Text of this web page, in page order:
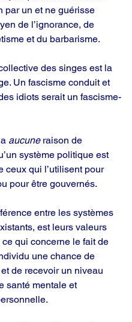
par un et ne guérisse
de l’ignorance, de
et du barbarisme.
des singes est la
Un fascisme conduit et
idiots serait un fascisme-
aucune raison de
système politique est
ceux qui l’utilisent pour
pour être gouvernés.
entre les systèmes
est leurs valeurs
qui concerne le fait de
une chance de
de recevoir un niveau
santé mentale et